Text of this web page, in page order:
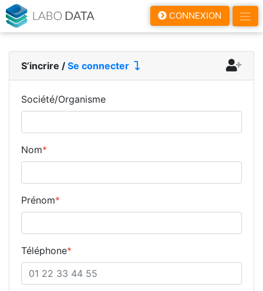
CONNEXION
S’incrire / Se connecter
Société/Organisme
Nom*
Prénom*
Téléphone*